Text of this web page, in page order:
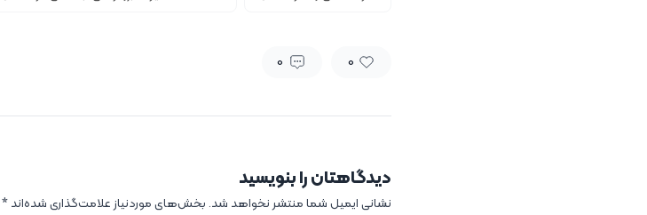
0
0
دیدگاهتان را بنویسید
نشانی ایمیل شما منتشر نخواهد شد. بخش‌های موردنیاز علامت‌گذاری شده‌اند*